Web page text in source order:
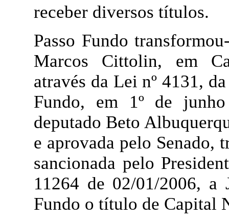
receber diversos títulos.
Passo Fundo
Marcos Cittolin, em
através da Lei nº 4131,
Fundo, em 1º de
deputado Beto
e aprovada pelo Senado,
sancionada pelo
11264 de 02/01/2006, a
Fundo o título de Capital